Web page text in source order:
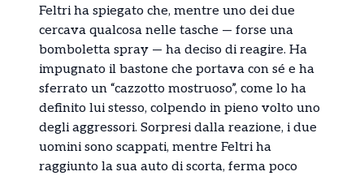
Feltri ha spiegato che, mentre uno dei due
cercava qualcosa nelle tasche — forse una
bomboletta spray — ha deciso di reagire. Ha
impugnato il bastone che portava con sé e ha
sferrato un “cazzotto mostruoso”, come lo ha
definito lui stesso, colpendo in pieno volto uno
degli aggressori. Sorpresi dalla reazione, i due
uomini sono scappati, mentre Feltri ha
raggiunto la sua auto di scorta, ferma poco